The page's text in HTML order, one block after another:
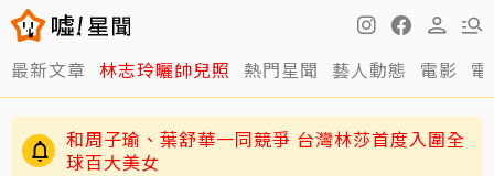
最新文章 林志玲曬帥兒照 熱門星聞 藝人動態 電影
和周子瑜、葉舒華一同競爭 台灣林莎首度入圍全
球百大美女